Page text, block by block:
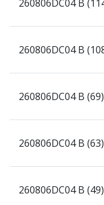
260806DC04 B
260806DC04 B
260806DC04 B (69)
260806DC04 B (63)
260806DC04 B (49)